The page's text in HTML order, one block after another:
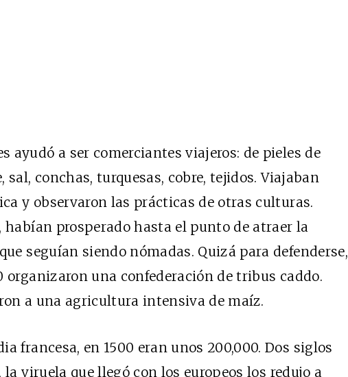
ayudó a ser comerciantes viajeros: de pieles de
sal, conchas, turquesas, cobre, tejidos. Viajaban
y observaron las prácticas de otras culturas.
habían prosperado hasta el punto de atraer la
seguían siendo nómadas. Quizá para defenderse,
organizaron una confederación de tribus caddo.
a una agricultura intensiva de maíz.
francesa, en 1500 eran unos 200,000. Dos siglos
la viruela que llegó con los europeos los redujo a